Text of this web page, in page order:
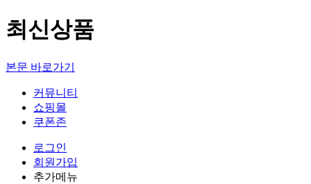
최신상품
본문 바로가기
커뮤니티
쇼핑몰
쿠폰존
로그인
회원가입
추가메뉴